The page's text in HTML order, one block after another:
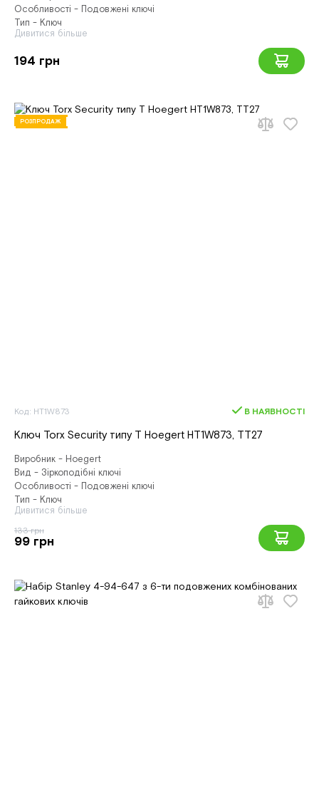
Особливості - Подовжені ключі
Тип - Ключ
Дивитися більше
194 грн
РОЗПРОДАЖ
Код: HT1W873 В НАЯВНОСТІ
Ключ Torx Security типу T Hoegert HT1W873, ТТ27
Виробник - Hoegert
Вид - Зіркоподібні ключі
Особливості - Подовжені ключі
Тип - Ключ
Дивитися більше
133 грн
99 грн